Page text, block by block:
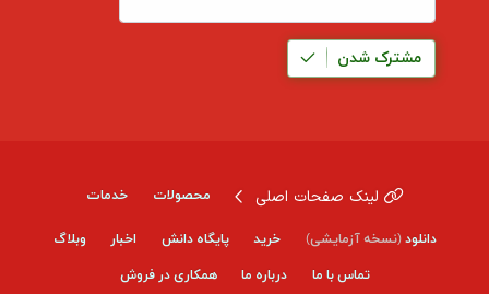
مشترک شدن
لینک صفحات اصلی محصولات خدمات
دانلود(نسخه آزمایشی) خرید پایگاه دانش اخبار
وبلاگ
تماس با ما
درباره ما همکاری در فروش